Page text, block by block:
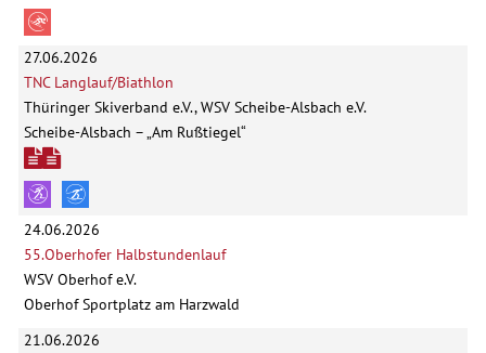
27.06.2026
TNC Langlauf/Biathlon
Thüringer Skiverband e.V., WSV Scheibe-Alsbach e.V.
Scheibe-Alsbach – „Am Rußtiegel“
24.06.2026
55.Oberhofer Halbstundenlauf
WSV Oberhof e.V.
Oberhof Sportplatz am Harzwald
21.06.2026